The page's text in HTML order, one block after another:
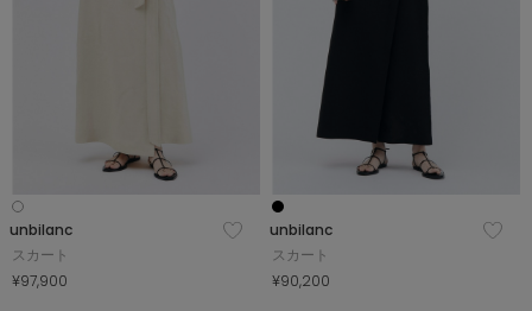
unbilanc
スカート
¥97,900
unbilanc
スカート
¥90,200